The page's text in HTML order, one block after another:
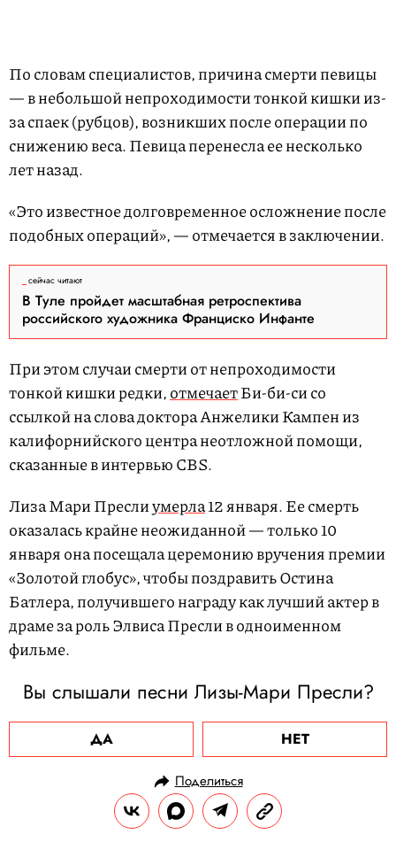
По словам специалистов, причина смерти певицы
— в небольшой непроходимости тонкой кишки из-
за спаек (рубцов), возникших после операции по
снижению веса. Певица перенесла ее несколько
лет назад.
«Это известное долговременное осложнение после
подобных операций», — отмечается в заключении.
сейчас читают
В Туле пройдет масштабная ретроспектива
российского художника Франциско Инфанте
При этом случаи смерти от непроходимости
тонкой кишки редки,отмечаетБи-би-си со
ссылкой на слова доктора Анжелики Кампен из
калифорнийского центра неотложной помощи,
сказанные в интервью CBS.
Лиза Мари Преслиумерла12 января. Ее смерть
оказалась крайне неожиданной — только 10
января она посещала церемонию вручения премии
«Золотой глобус», чтобы поздравить Остина
Батлера, получившего награду как лучший актер в
драме за роль Элвиса Пресли в одноименном
фильме.
Вы слышали песни Лизы-Мари Пресли?
ДА НЕТ
Поделиться